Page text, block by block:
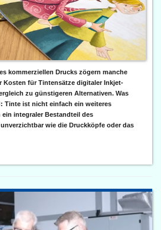
kommerziellen Drucks zögern manche
Kosten für Tintensätze digitaler Inkjet-
zu günstigeren Alternativen. Was
Tinte ist nicht einfach ein weiteres
ein integraler Bestandteil des
wie die Druckköpfe oder das